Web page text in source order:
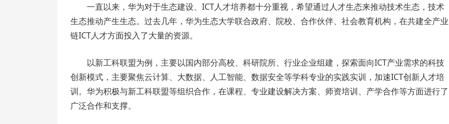
一直以来，华为对于生态建设、ICT人才培养都十分重视，希望通过人才生态来推动技术生态，技术
生态推动产生生态。过去几年，华为生态大学联合政府、院校、合作伙伴、社会教育机构，在共建全产业
链ICT人才方面投入了大量的资源。
以新工科联盟为例，主要以国内部分高校、科研院所、行业企业组建，探索面向ICT产业需求的科技
创新模式，主要聚焦云计算、大数据、人工智能、数据安全等学科专业的实践实训，加速ICT创新人才培
训。华为积极与新工科联盟等组织合作，在课程、专业建设解决方案、师资培训、产学合作等方面进行了
广泛合作和支撑。